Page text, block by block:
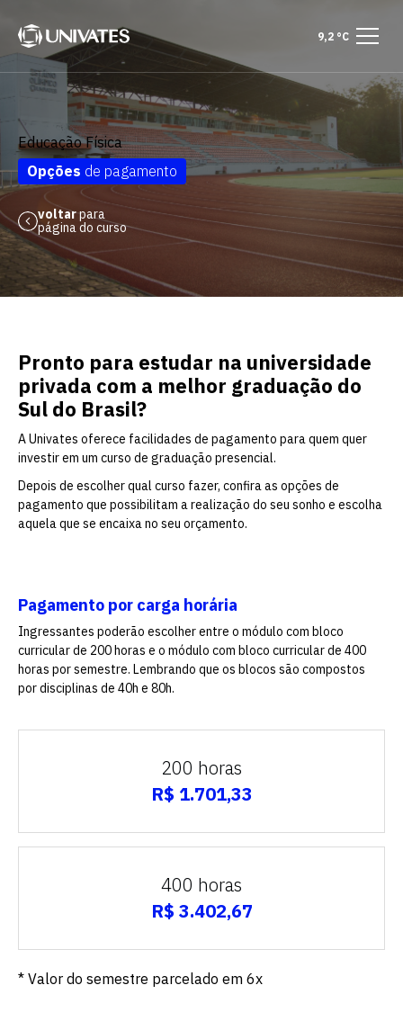
9,2 °C
Educação Física
Opções de pagamento
voltarpara
página do curso
Pronto para estudar na universidade
privada com a melhor graduação do
Sul do Brasil?
A Univates oferece facilidades de pagamento para quem quer
investir em um curso de graduação presencial.
Depois de escolher qual curso fazer, confira as opções de
pagamento que possibilitam a realização do seu sonho e escolha
aquela que se encaixa no seu orçamento.
Pagamento por carga horária
Ingressantes poderão escolher entre o módulo com bloco
curricular de 200 horas e o módulo com bloco curricular de 400
horas por semestre. Lembrando que os blocos são compostos
por disciplinas de 40h e 80h.
200 horas
R$ 1.701,33
400 horas
R$ 3.402,67
* Valor do semestre parcelado em 6x